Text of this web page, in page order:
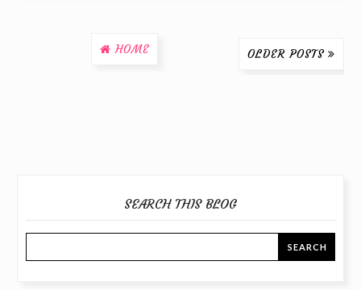
OLDER POSTS
HOME
SEARCH THIS BLOG